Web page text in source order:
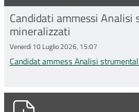
Candidati ammessi
mineralizzati
Venerdì 10 Luglio 2026, 15:07
Candidat ammess Analisi
Allegato A) ammessi